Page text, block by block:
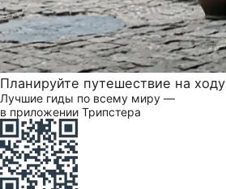
Планируйте путешествие на ходу
Лучшие гиды по всему миру —
в приложении Трипстера